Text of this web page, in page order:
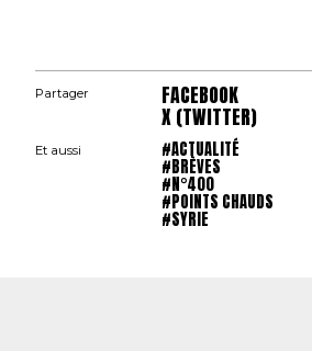
Partager FACEBOOK
X (TWITTER)
Et aussi #ACTUALITÉ
#BRÈVES
#N°400
#POINTS CHAUDS
#SYRIE